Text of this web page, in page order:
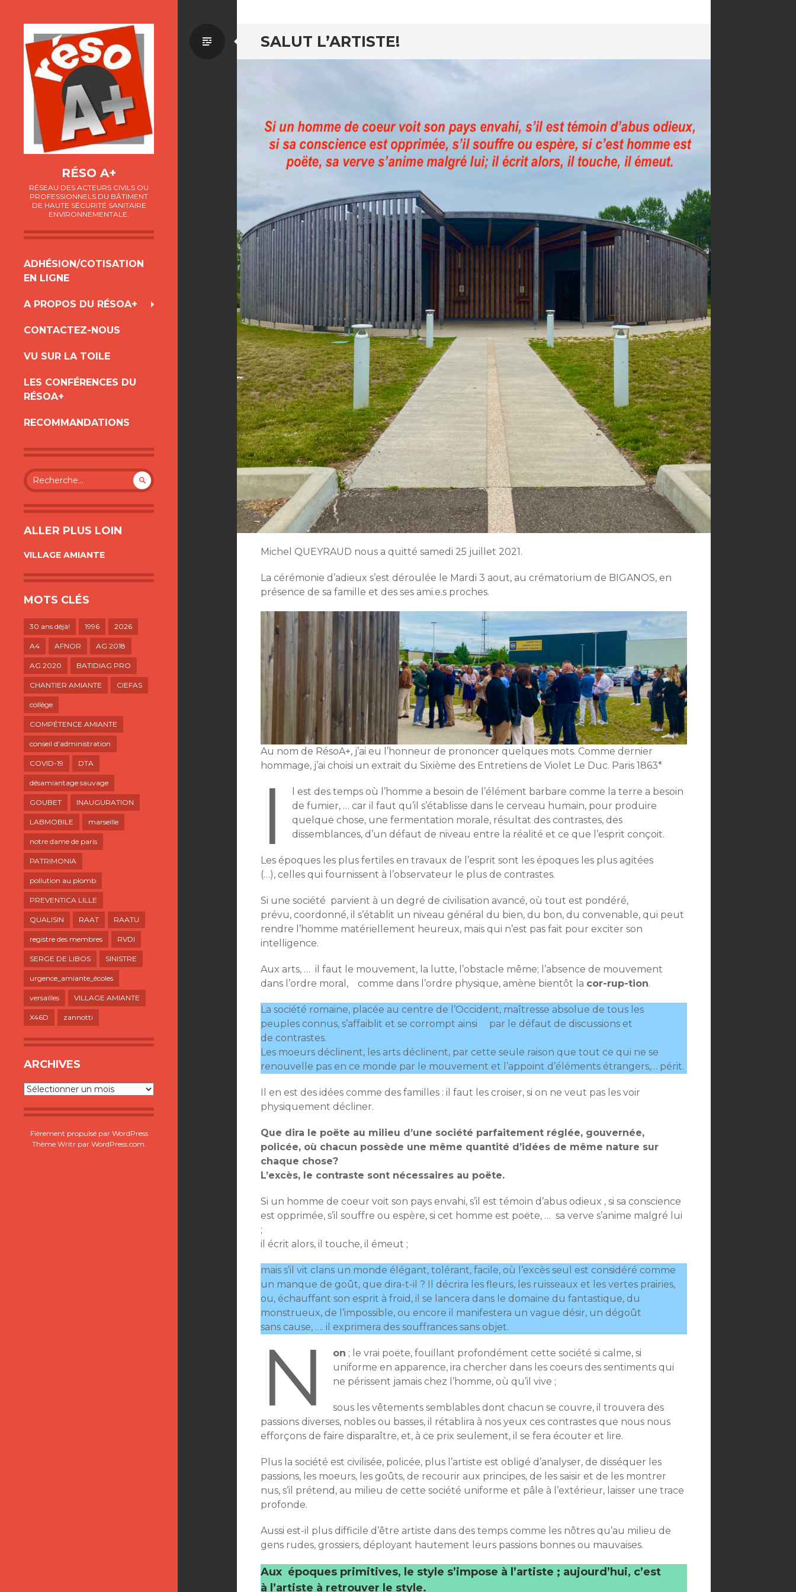
RÉSO A+
RÉSEAU DES ACTEURS CIVILS OU
PROFESSIONNELS DU BÂTIMENT
DE HAUTE SÉCURITÉ SANITAIRE
ENVIRONNEMENTALE.
ALLER
AU
ADHÉSION/COTISATION
EN LIGNE
A PROPOS DU RÉSOA+
CONTACTEZ-NOUS
VU SUR LA TOILE
LES CONFÉRENCES DU
RÉSOA+
RECOMMANDATIONS
Rechercher :
ALLER PLUS LOIN
VILLAGE AMIANTE
MOTS CLÉS
30 ans déjà! 1996 2026
A4 AFNOR AG 2018
AG 2020 BATIDIAG PRO
CHANTIER AMIANTE CIEFAS
collège
COMPÉTENCE AMIANTE
conseil d'administration
COVID-19 DTA
désamiantage sauvage
GOUBET INAUGURATION
LABMOBILE marseille
notre dame de paris
PATRIMONIA
pollution au plomb
PREVENTICA LILLE
QUALISIN RAAT RAATU
registre des membres RVDI
SERGE DE LIBOS SINISTRE
urgence_amiante_écoles
versailles VILLAGE AMIANTE
X46D zannotti
ARCHIVES
Archives
Fièrement propulsé par WordPress
Thème Writr par WordPress.com.
SALUT L’ARTISTE!
Par
Michel QUEYRAUD nous a quitté samedi 25 juillet 2021.
La cérémonie d’adieux s’est déroulée le Mardi 3 aout, au crématorium de BIGANOS, en
présence de sa famille et des ses ami.e.s proches.
Au nom de RésoA+, j’ai eu l’honneur de prononcer quelques mots. Comme dernier
hommage, j’ai choisi un extrait du Sixième des Entretiens de Violet Le Duc. Paris 1863*
I
l est des temps où l’homme a besoin de l’élément barbare comme la terre a besoin
de fumier, … car il faut qu’il s’établisse dans le cerveau humain, pour produire
quelque chose, une fermentation morale, résultat des contrastes, des
dissemblances, d’un défaut de niveau entre la réalité et ce que l’esprit conçoit.
Les époques les plus fertiles en travaux de l’esprit sont les époques les plus agitées
(…), celles qui fournissent à l’observateur le plus de contrastes.
Si une société parvient à un degré de civilisation avancé, où tout est pondéré,
prévu, coordonné, il s’établit un niveau général du bien, du bon, du convenable, qui peut
rendre l’homme matériellement heureux, mais qui n’est pas fait pour exciter son
intelligence.
Aux arts, … il faut le mouvement, la lutte, l’obstacle même; l’absence de mouvement
dans l’ordre moral, comme dans l’ordre physique, amène bientôt la cor-rup-tion.
La société romaine, placée au centre de l’Occident, maîtresse absolue de tous les
peuples connus, s’affaiblit et se corrompt ainsi par le défaut de discussions et
de contrastes.
Les moeurs déclinent, les arts déclinent, par cette seule raison que tout ce qui ne se
renouvelle pas en ce monde par le mouvement et l’appoint d’éléments étrangers,… périt.
Il en est des idées comme des familles : il faut les croiser, si on ne veut pas les voir
physiquement décliner.
Que dira le poëte au milieu d’une société parfaitement réglée, gouvernée,
policée, où chacun possède une même quantité d’idées de même nature sur
chaque chose?
L’excès, le contraste sont nécessaires au poëte.
Si un homme de coeur voit son pays envahi, s’il est témoin d’abus odieux , si sa conscience
est opprimée, s’il souffre ou espère, si cet homme est poëte, … sa verve s’anime malgré lui
;
il écrit alors, il touche, il émeut ;
mais s’il vit clans un monde élégant, tolérant, facile, où l’excès seul est considéré comme
un manque de goût, que dira-t-il ? Il décrira les fleurs, les ruisseaux et les vertes prairies,
ou, échauffant son esprit à froid, il se lancera dans le domaine du fantastique, du
monstrueux, de l’impossible, ou encore il manifestera un vague désir, un dégoût
sans cause, …. il exprimera des souffrances sans objet.
N on ; le vrai poëte, fouillant profondément cette société si calme, si
uniforme en apparence, ira chercher dans les coeurs des sentiments qui
ne périssent jamais chez l’homme, où qu’il vive ;
sous les vêtements semblables dont chacun se couvre, il trouvera des
passions diverses, nobles ou basses, il rétablira à nos yeux ces contrastes que nous nous
efforçons de faire disparaître, et, à ce prix seulement, il se fera écouter et lire.
Plus la société est civilisée, policée, plus l’artiste est obligé d’analyser, de disséquer les
passions, les moeurs, les goûts, de recourir aux principes, de les saisir et de les montrer
nus, s’il prétend, au milieu de cette société uniforme et pâle à l’extérieur, laisser une trace
profonde.
Aussi est-il plus difficile d’être artiste dans des temps comme les nôtres qu’au milieu de
gens rudes, grossiers, déployant hautement leurs passions bonnes ou mauvaises.
Aux époques primitives, le style s’impose à l’artiste ; aujourd’hui, c’est
à l’artiste à retrouver le style.